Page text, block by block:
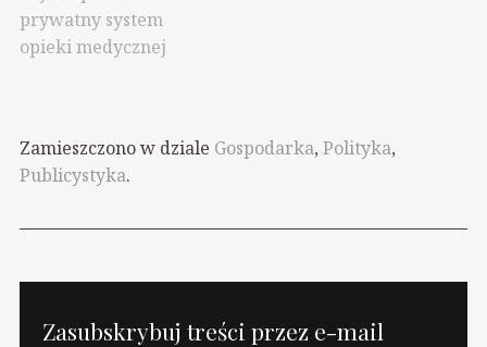
prywatny system
opieki medycznej
Zamieszczono w dziale Gospodarka, Polityka,
Publicystyka.
Zasubskrybuj treści przez e-mail